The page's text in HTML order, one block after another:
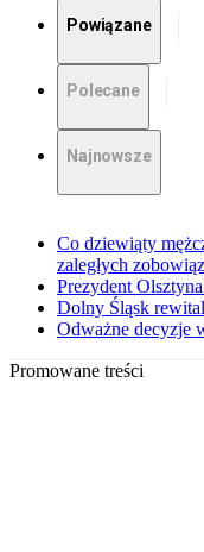
Powiązane
Polecane
Najnowsze
Co dziewiąty
zaległych
Prezydent
Dolny Śląsk
Odważne decyzje
Promowane treści